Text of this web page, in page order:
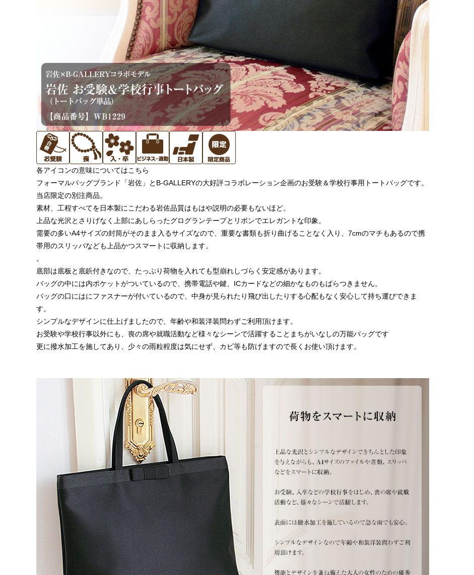
各アイコンの意味についてはこちら
フォーマルバッグブランド「岩佐」とB-GALLERYの大好評コラボレーション企画のお受験＆学校行事用トートバッグです。
当店限定の別注商品。
素材、工程すべてを日本製にこだわる岩佐品質はもはや説明の必要もないほど。
上品な光沢とさりげなく上部にあしらったグログランテープとリボンでエレガントな印象。
需要の多いA4サイズの封筒がそのまま入るサイズなので、重要な書類も折り曲げることなく入り、7cmのマチもあるので携
帯用のスリッパなども上品かつスマートに収納します。
。
底部は底板と底鋲付きなので、たっぷり荷物を入れても型崩れしづらく安定感があります。
バッグの中には内ポケットがついているので、携帯電話や鍵、ICカードなどの細かなものもばらつきません。
バッグの口にはにファスナーが付いているので、中身が見られたり飛び出したりする心配もなく安心して持ち運びできま
す。
シンプルなデザインに仕上げましたので、年齢や和装洋装問わずご利用頂けます。
お受験や学校行事以外にも、喪の席や就職活動など様々なシーンで活躍することまちがいなしの万能バッグです
更に撥水加工を施してあり、少々の雨粒程度は気にせず、カビ等も防げますので長くお使い頂けます。